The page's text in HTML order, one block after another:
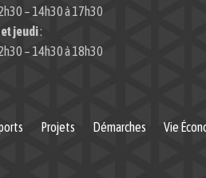
– 14h30 à 17h30
jeudi:
– 14h30 à 18h30
Projets Démarches Vie